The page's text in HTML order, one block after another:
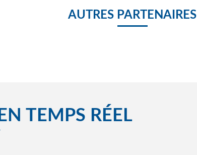
AUTRES PARTENAIRES
TEMPS RÉEL